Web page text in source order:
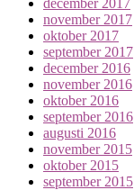
november 2017
oktober 2017
september 2017
december 2016
november 2016
oktober 2016
september 2016
augusti 2016
november 2015
oktober 2015
september 2015